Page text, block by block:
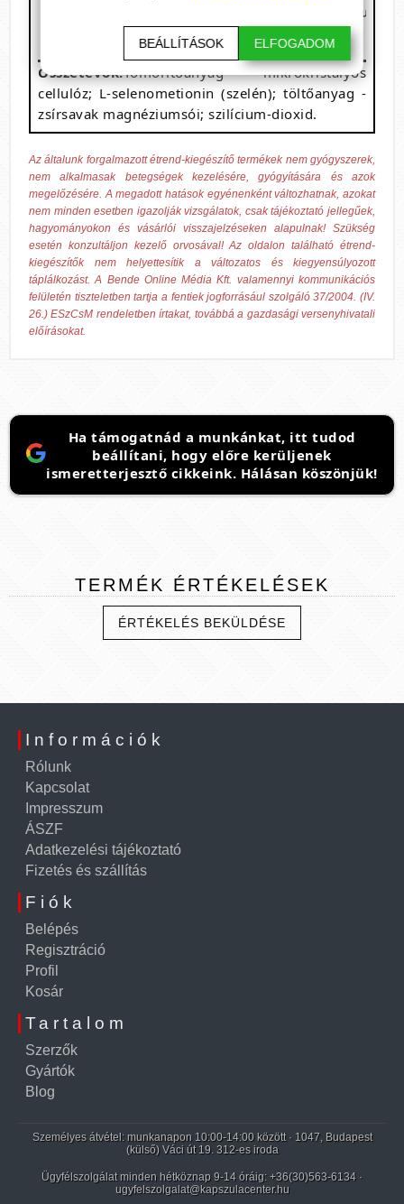
1 adag (1 kapszula)
Szelén (L-selenometioninből)
110 µg
Összetevők:Tömörítőanyag - mikrokristályos
cellulóz; L-selenometionin (szelén); töltőanyag -
zsírsavak magnéziumsói; szilícium-dioxid.
Az általunk forgalmazott étrend-kiegészítő termékek nem gyógyszerek,
nem alkalmasak betegségek kezelésére, gyógyítására és azok
megelőzésére. A megadott hatások egyénenként változhatnak, azokat
nem minden esetben igazolják vizsgálatok, csak tájékoztató jellegűek,
hagyományokon és vásárlói visszajelzéseken alapulnak! Szükség
esetén konzultáljon kezelő orvosával! Az oldalon található étrend-
kiegészítők nem helyettesítik a változatos és kiegyensúlyozott
táplálkozást. A Bende Online Média Kft. valamennyi kommunikációs
felületén tiszteletben tartja a fentiek jogforrásául szolgáló 37/2004. (IV.
26.) ESzCsM rendeletben írtakat, továbbá a gazdasági versenyhivatali
előírásokat.
Ha támogatnád a munkánkat, itt tudod
beállítani, hogy előre kerüljenek
ismeretterjesztő cikkeink. Hálásan köszönjük!
TERMÉK ÉRTÉKELÉSEK
ÉRTÉKELÉS BEKÜLDÉSE
Információk
Rólunk
Kapcsolat
Impresszum
ÁSZF
Adatkezelési tájékoztató
Fizetés és szállítás
Fiók
Belépés
Regisztráció
Profil
Kosár
Tartalom
Szerzők
Gyártók
Blog
Személyes átvétel: munkanapon 10:00-14:00 között · 1047, Budapest
(külső) Váci út 19. 312-es iroda
Ügyfélszolgálat minden hétköznap 9-14 óráig: +36(30)563-6134 ·
ugyfelszolgalat@kapszulacenter.hu
BEÁLLÍTÁSOK ELFOGADOM